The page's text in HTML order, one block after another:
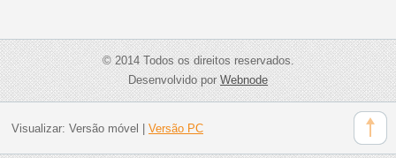
© 2014 Todos os direitos reservados.
Desenvolvido porWebnode
Visualizar: Versão móvel Versão PC